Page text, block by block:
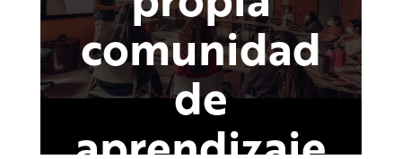
comunidad
de
aprendizaje